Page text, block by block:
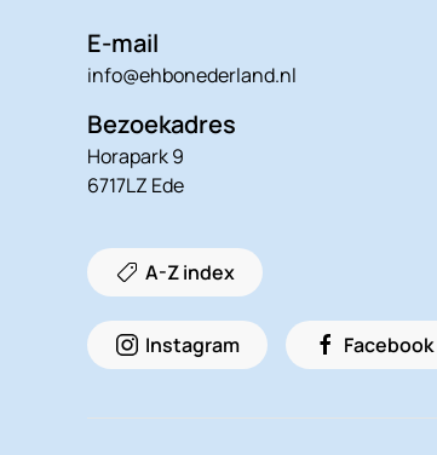
E-mail
info@ehbonederland.nl
Bezoekadres
Horapark 9
6717LZ Ede
A-Z index
Instagram Facebook